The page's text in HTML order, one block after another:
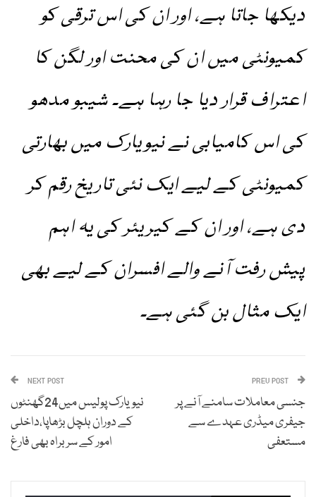
دیکھا جاتا ہے، اور ان کی اس ترقی کو
کمیونٹی میں ان کی محنت اور لگن کا
اعتراف قرار دیا جا رہا ہے۔ شیبو مدھو
کی اس کامیابی نے نیویارک میں بھارتی
کمیونٹی کے لیے ایک نئی تاریخ رقم کر
دی ہے، اور ان کے کیریئر کی یہ اہم
پیش رفت آنے والے افسران کے لیے بھی
ایک مثال بن گئی ہے۔
جنسی معاملات سامنے آنے پر
جیفری میڈری عہدے سے
مستعفی
NEXT POST
نیویارک پولیس میں24گھنٹوں
کے دوران ہلچل بڑھاپا،داخلی
امور کے سربراہ بھی فارغ